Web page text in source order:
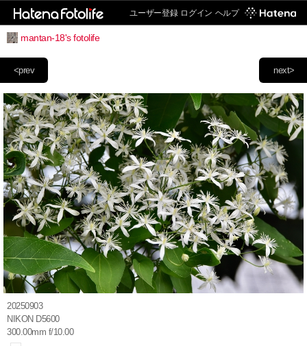
ユーザー登録 ログイン ヘルプ
mantan-18's fotolife
next>
<prev
20250903
NIKON D5600
300.00mm f/10.00